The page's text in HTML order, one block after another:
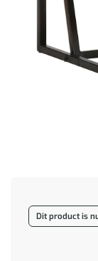
Dit product is